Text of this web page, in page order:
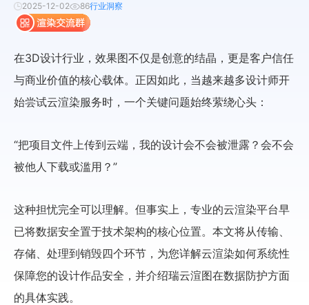
2025-12-02 86行业洞察
在3D设计行业，效果图不仅是创意的结晶，更是客户信任
与商业价值的核心载体。正因如此，当越来越多设计师开
始尝试云渲染服务时，一个关键问题始终萦绕心头：
“把项目文件上传到云端，我的设计会不会被泄露？会不会
被他人下载或滥用？”
这种担忧完全可以理解。但事实上，专业的云渲染平台早
已将数据安全置于技术架构的核心位置。本文将从传输、
存储、处理到销毁四个环节，为您详解云渲染如何系统性
保障您的设计作品安全，并介绍瑞云渲图在数据防护方面
的具体实践。